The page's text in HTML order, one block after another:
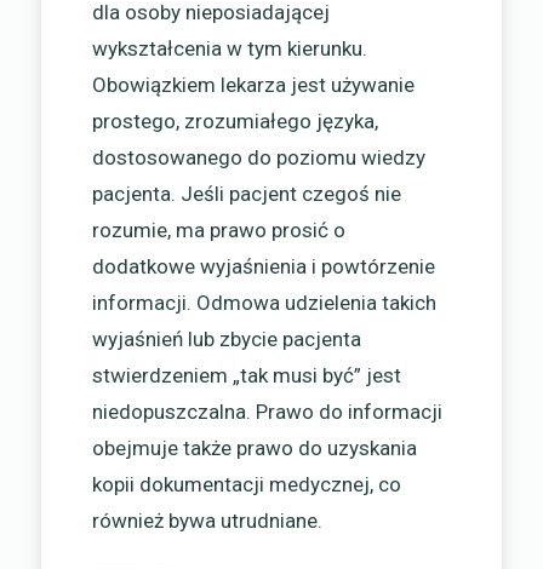
dla osoby nieposiadającej
wykształcenia w tym kierunku.
Obowiązkiem lekarza jest używanie
prostego, zrozumiałego języka,
dostosowanego do poziomu wiedzy
pacjenta. Jeśli pacjent czegoś nie
rozumie, ma prawo prosić o
dodatkowe wyjaśnienia i powtórzenie
informacji. Odmowa udzielenia takich
wyjaśnień lub zbycie pacjenta
stwierdzeniem „tak musi być” jest
niedopuszczalna. Prawo do informacji
obejmuje także prawo do uzyskania
kopii dokumentacji medycznej, co
również bywa utrudniane.